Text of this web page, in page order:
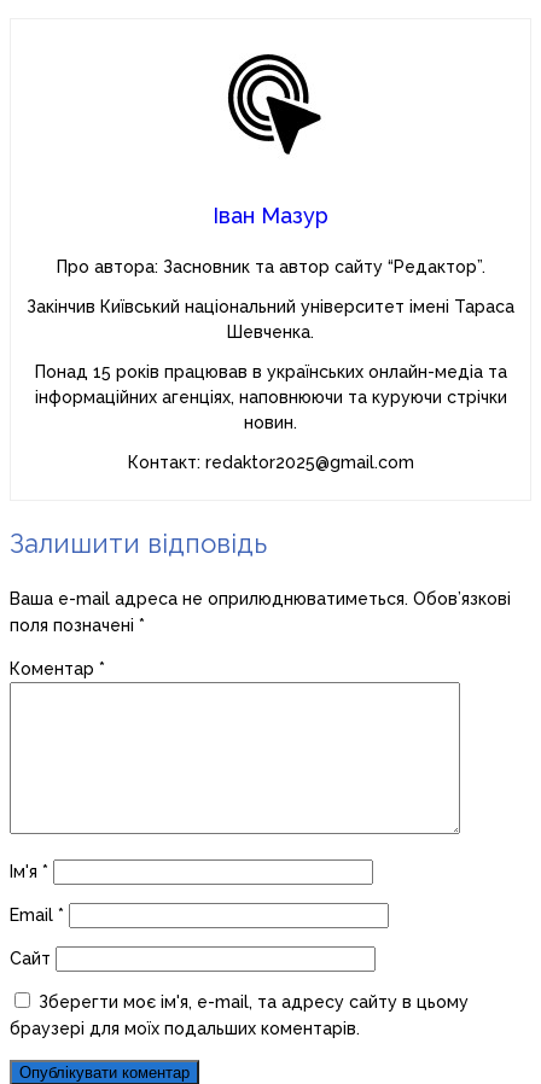
Іван Мазур
Про автора: Засновник та автор сайту “Редактор”.
Закінчив Київський національний університет імені Тараса
Шевченка.
Понад 15 років працював в українських онлайн-медіа та
інформаційних агенціях, наповнюючи та куруючи стрічки
новин.
Контакт: redaktor2025@gmail.com
Залишити відповідь
Ваша e-mail адреса не оприлюднюватиметься. Обов’язкові
поля позначені *
Коментар *
Ім'я *
Email *
Сайт
Зберегти моє ім'я, e-mail, та адресу сайту в цьому
браузері для моїх подальших коментарів.